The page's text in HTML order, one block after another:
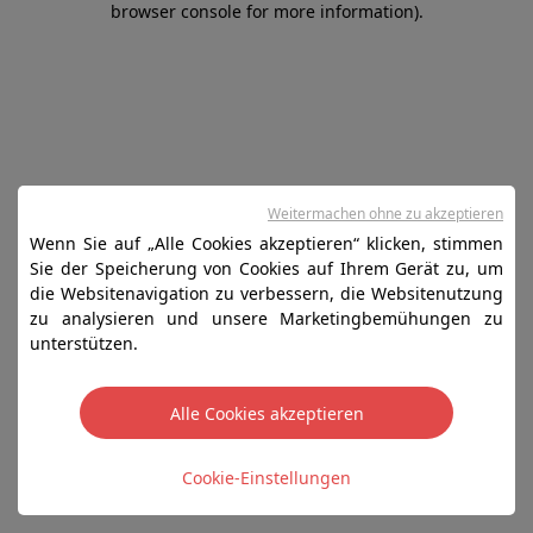
browser console for more information).
Wenn Sie auf „Alle Cookies akzeptieren“ klicken, stimmen
Sie der Speicherung von Cookies auf Ihrem Gerät zu, um
die Websitenavigation zu verbessern, die Websitenutzung
zu analysieren und unsere Marketingbemühungen zu
unterstützen.
Alle Cookies akzeptieren
Cookie-Einstellungen
Weitermachen ohne zu akzeptieren